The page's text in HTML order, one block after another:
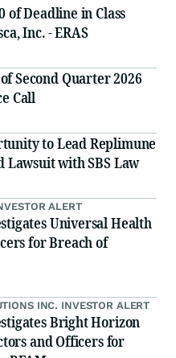
of Deadline in Class
Inc. - ERAS
Second Quarter 2026
Call
to Lead Replimune
Lawsuit with SBS Law
ALERT
Universal Health
for Breach of
INC. INVESTOR ALERT
Bright Horizon
and Officers for